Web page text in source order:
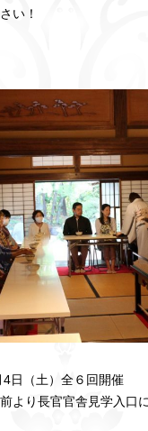
い！
日（土）全６回開催
より長官官舎見学入口に